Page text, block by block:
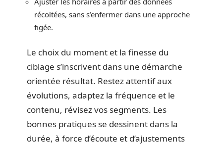
récoltées, sans s’enfermer dans une approche
figée.
Le choix du moment et la finesse du
ciblage s’inscrivent dans une démarche
orientée résultat. Restez attentif aux
évolutions, adaptez la fréquence et le
contenu, révisez vos segments. Les
bonnes pratiques se dessinent dans la
durée, à force d’écoute et d’ajustements